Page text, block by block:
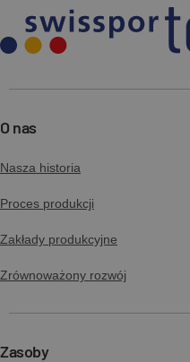
O nas
Nasza historia
Proces produkcji
Zakłady produkcyjne
Zrównoważony rozwój
Zasoby